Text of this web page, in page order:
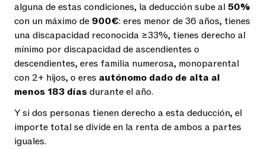
alguna de estas condiciones, la deducción sube al 50%
con un máximo de 900€: eres menor de 36 años, tienes
una discapacidad reconocida ≥33%, tienes derecho al
mínimo por discapacidad de ascendientes o
descendientes, eres familia numerosa, monoparental
con 2+ hijos, o eres autónomo dado de alta al
menos 183 díasdurante el año.
Y si dos personas tienen derecho a esta deducción, el
importe total se divide en la renta de ambos a partes
iguales.